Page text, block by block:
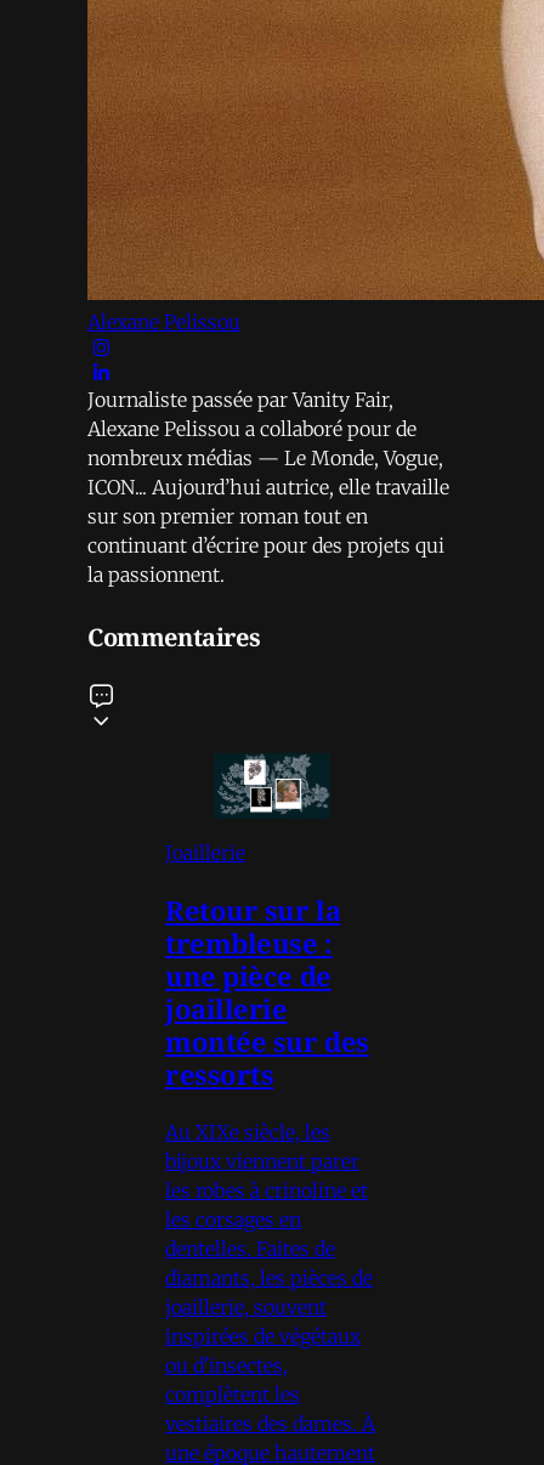
Alexane Pelissou
Journaliste passée par Vanity Fair,
Alexane Pelissou a collaboré pour de
nombreux médias — Le Monde, Vogue,
ICON... Aujourd’hui autrice, elle travaille
sur son premier roman tout en
continuant d’écrire pour des projets qui
la passionnent.
Commentaires
Joaillerie
Retour sur la
trembleuse :
une pièce de
joaillerie
montée sur des
ressorts
Au XIXe siècle, les
bijoux viennent parer
les robes à crinoline et
les corsages en
dentelles. Faites de
diamants, les pièces de
joaillerie, souvent
inspirées de végétaux
ou d'insectes,
complètent les
vestiaires des dames. À
une époque hautement